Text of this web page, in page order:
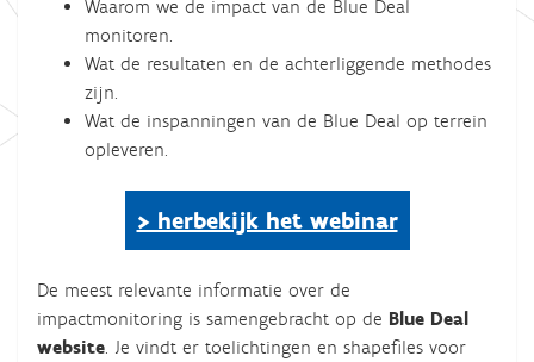
.
b
e
Waarom we de impact van de Blue Deal
monitoren.
Wat de resultaten en de achterliggende methodes
zijn.
Wat de inspanningen van de Blue Deal op terrein
opleveren.
> herbekijk het webinar
De meest relevante informatie over de
impactmonitoring is samengebracht op de Blue Deal
website . Je vindt er toelichtingen en shapefiles voor